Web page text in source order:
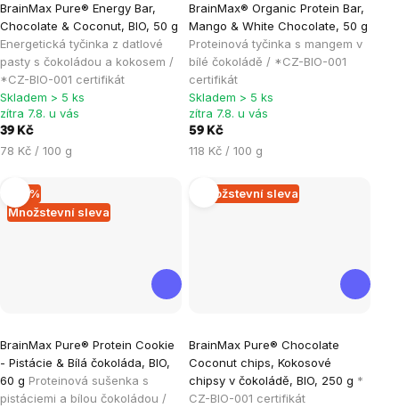
BrainMax Pure® Energy Bar,
Chocolate & Coconut, BIO, 50 g
Energetická tyčinka z datlové
pasty s čokoládou a kokosem /
*CZ-BIO-001 certifikát
hodnocení
produktu
je
0,0
z
5
hvězdiček.
Skladem > 5 ks
zítra 7.8. u vás
39 Kč
Měrná
78 Kč / 100 g
BrainMax® Organic Protein Bar,
Mango & White Chocolate, 50 g
Proteinová tyčinka s mangem v
bílé čokoládě / *CZ-BIO-001
certifikát
hodnocení
produktu
je
5,0
z
5
hvězdiček.
Skladem > 5 ks
zítra 7.8. u vás
59 Kč
Měrná
118 Kč / 100 g
Množstevní sleva
–15 %
BrainMax Pure® Protein Cookie
- Pistácie & Bílá čokoláda, BIO,
60 g Proteinová sušenka s
pistáciemi a bílou čokoládou /
hodnocení
produktu
je
Množstevní sleva
BrainMax Pure® Chocolate
Coconut chips, Kokosové
chipsy v čokoládě, BIO, 250 g *
CZ-BIO-001 certifikát
hodnocení
produktu
je